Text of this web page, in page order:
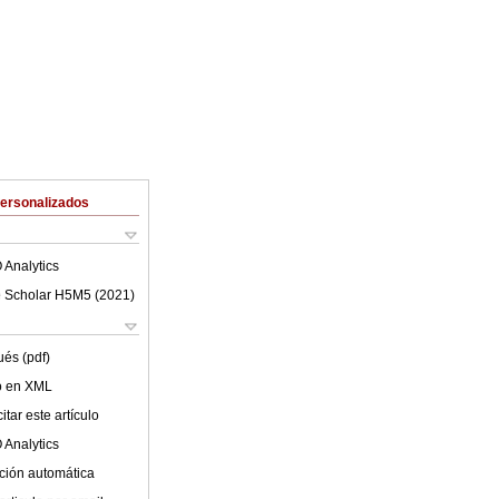
Analytics
Scholar H5M5 (2021 )
(pdf)
en XML
este artículo
Analytics
automática